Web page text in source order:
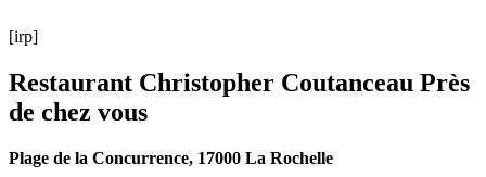
[irp]
Restaurant Christopher Coutanceau Près
de chez vous
Plage de la Concurrence, 17000 La Rochelle